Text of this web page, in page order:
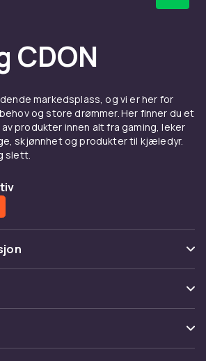
CDON
markedsplass, og vi er her for
og store drømmer. Her finner du et
produkter innen alt fra gaming, leker
skjønnhet og produkter til kjæledyr.
slett.